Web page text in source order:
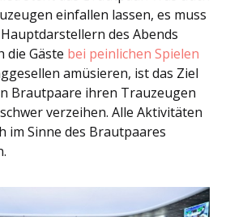
einfallen lassen, es muss
des Abends
die Gäste bei peinlichen Spielen
amüsieren, ist das Ziel
Brautpaare ihren Trauzeugen
verzeihen. Alle Aktivitäten
im Sinne des Brautpaares